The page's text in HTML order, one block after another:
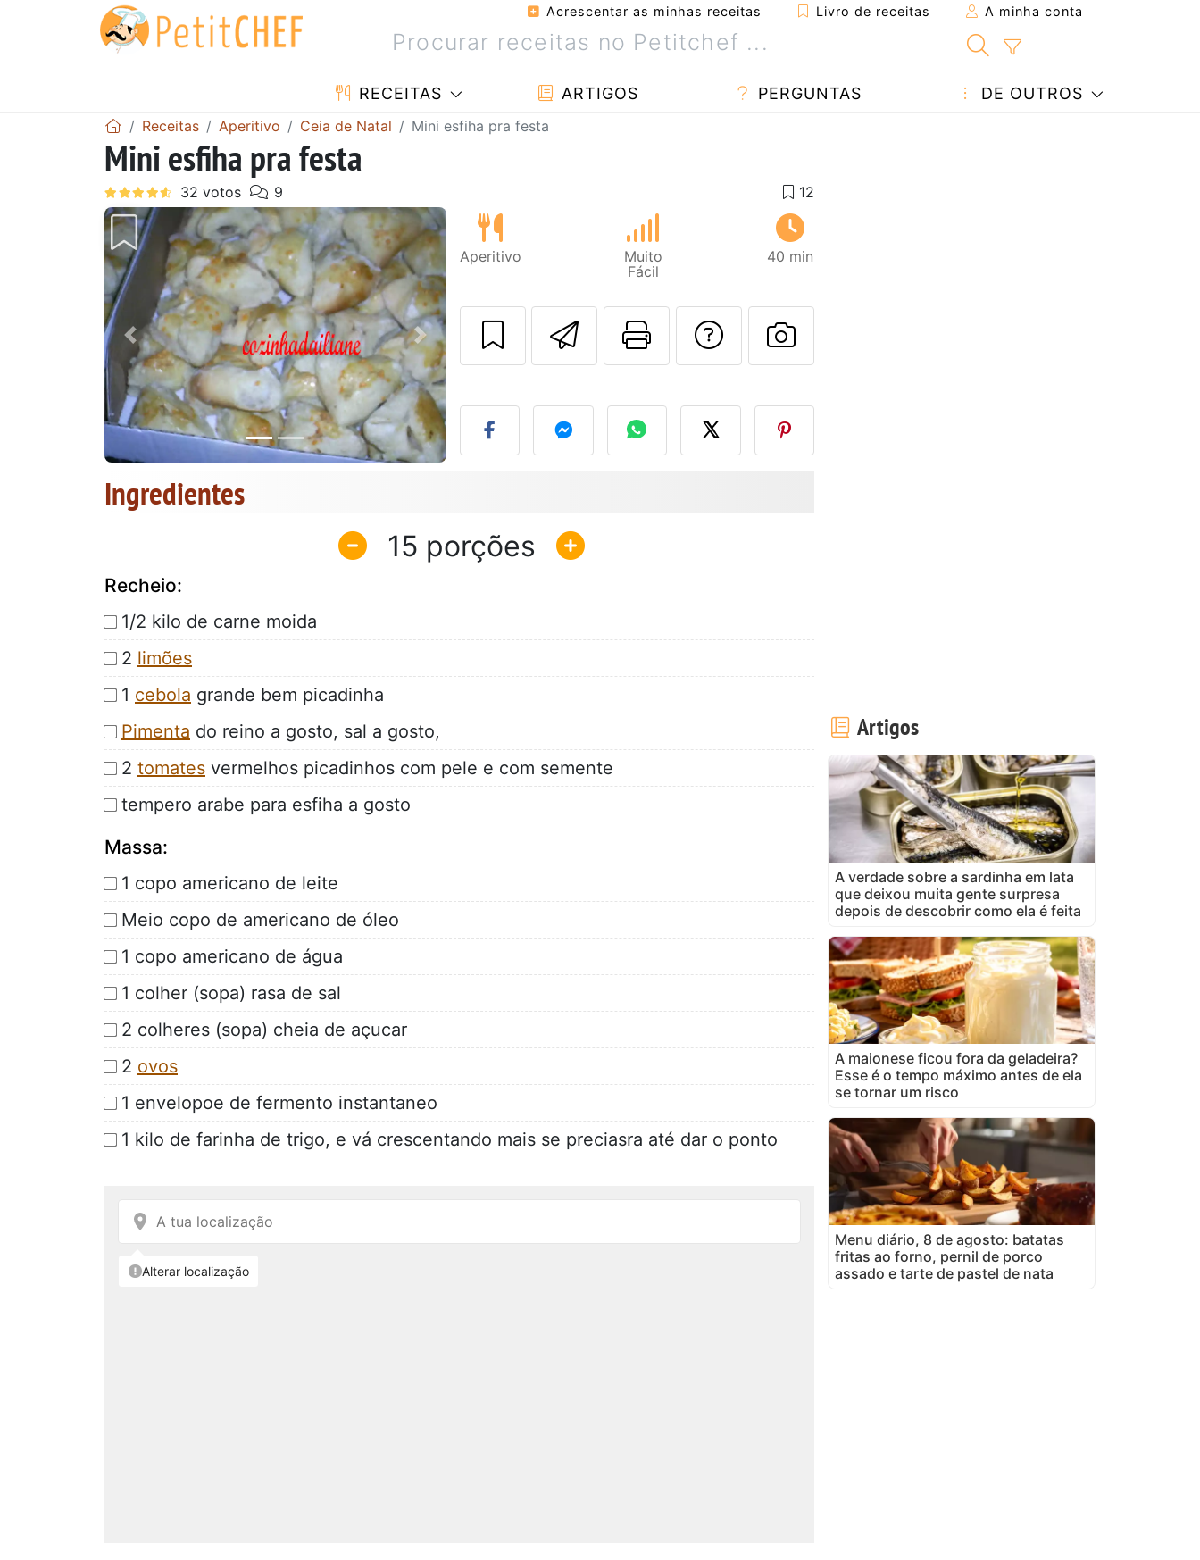
Acrescentar as minhas receitas Livro de receitas A minha conta
RECEITAS ARTIGOS PERGUNTAS DE OUTROS
Receitas Aperitivo Ceia de Natal Mini esfiha pra festa
Mini esfiha pra festa
Anterior Next
Aperitivo
Muito
Fácil
40 min
Enviar esta receita a um amigo
Imprima esta página
Falar com o autor da receita
Fez esta receita? Compartilhe
Ingredientes
15
Recheio:
1/2 kilo de carne moida
2 limões
1 cebola grande bem picadinha
Pimenta do reino a gosto, sal a gosto,
2 tomates vermelhos picadinhos com pele e com semente
tempero arabe para esfiha a gosto
Massa:
1 copo americano de leite
Meio copo de americano de óleo
1 copo americano de água
1 colher (sopa) rasa de sal
2 colheres (sopa) cheia de açucar
2 ovos
1 envelopoe de fermento instantaneo
1 kilo de farinha de trigo, e vá crescentando mais se preciasra até dar o ponto
Artigos
A verdade sobre a sardinha em lata
que deixou muita gente surpresa
depois de descobrir como ela é feita
A maionese ficou fora da geladeira?
Esse é o tempo máximo antes de ela
se tornar um risco
Menu diário, 8 de agosto: batatas
fritas ao forno, pernil de porco
assado e tarte de pastel de nata